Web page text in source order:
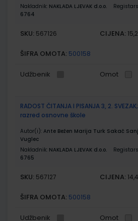
Nakladnik: NAKLADA LJEVAK d.o.o.
6764
SKU: 567126 CIJENA:
ŠIFRA OMOTA: 500158
Udžbenik Omot
RADOST ČITANJA I PISANJA 3, 2.
razred osnovne škole
Autor(i): Ante Bežen Marija Turk Sakač
Vuglec
Nakladnik: NAKLADA LJEVAK d.o.o.
6765
SKU: 567127 CIJENA:
ŠIFRA OMOTA: 500158
Udžbenik Omot